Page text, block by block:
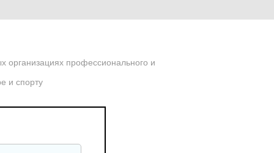
организациях профессионального и
и спорту